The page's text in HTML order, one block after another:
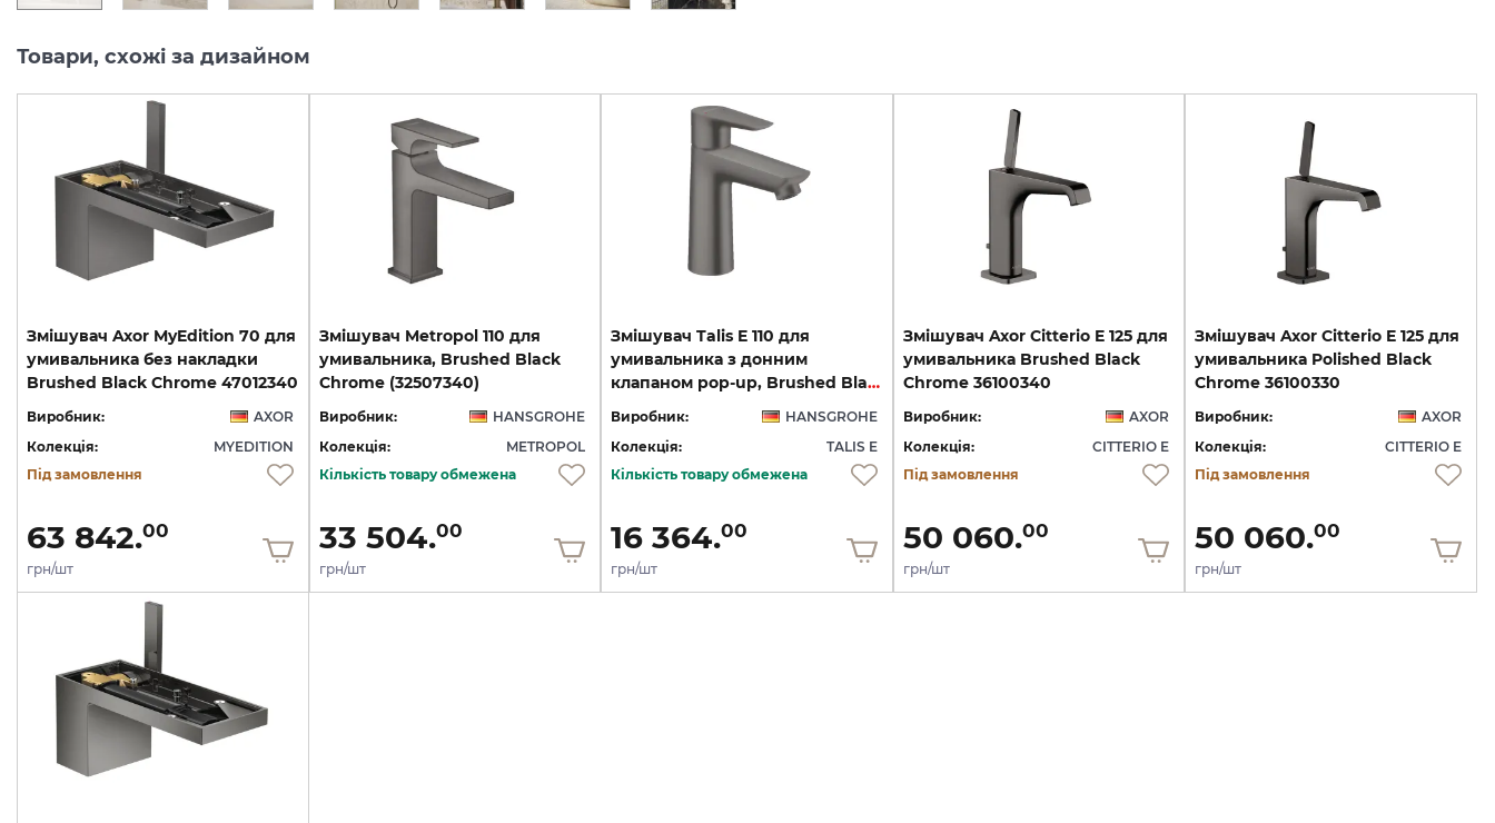
Товари, схожі за дизайном
Змішувач Axor MyEdition 70 для
умивальника без накладки
Brushed Black Chrome 47012340
Виробник:
AXOR
Колекція:
MYEDITION
Під замовлення
63 842.00
грн/шт
Змішувач Metropol 110 для
умивальника, Brushed Black
Chrome (32507340)
Виробник:
HANSGROHE
Колекція:
METROPOL
Кількість товару обмежена
33 504.00
грн/шт
Змішувач Talis E 110 для
умивальника з донним
клапаном pop-up, Brushed Black Chrome (71710340)
Виробник:
HANSGROHE
Колекція:
TALIS E
Кількість товару обмежена
16 364.00
грн/шт
Змішувач Axor Citterio E 125 для
умивальника Brushed Black
Chrome 36100340
Виробник:
AXOR
Колекція:
CITTERIO E
Під замовлення
50 060.00
грн/шт
Змішувач Axor Citterio E 125 для
умивальника Polished Black
Chrome 36100330
Виробник:
AXOR
Колекція:
CITTERIO E
Під замовлення
50 060.00
грн/шт